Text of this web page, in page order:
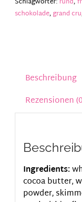
schokolade,grand cru
Beschreibung
Rezensionen
Ingredients:
cocoa butter,
powder,